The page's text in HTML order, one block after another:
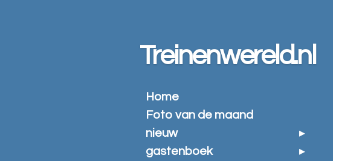
Treinenwereld.nl
Home
Foto van de maand
nieuw
gastenboek